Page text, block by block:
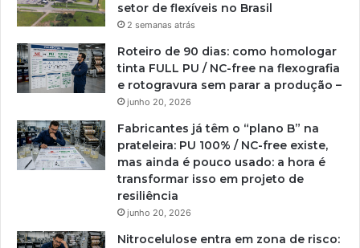
setor de flexíveis no Brasil
2 semanas atrás
Roteiro de 90 dias: como homologar
tinta FULL PU / NC-free na flexografia
e rotogravura sem parar a produção –
junho 20, 2026
Fabricantes já têm o “plano B” na
prateleira: PU 100% / NC-free existe,
mas ainda é pouco usado: a hora é
transformar isso em projeto de
resiliência
junho 20, 2026
Nitrocelulose entra em zona de risco: